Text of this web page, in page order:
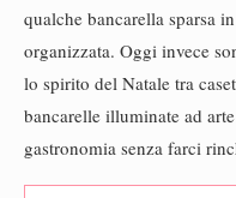
qualche bancarella sparsa
organizzata. Oggi invece
lo spirito del Natale tra
bancarelle illuminate ad
gastronomia senza farci